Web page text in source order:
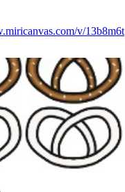
v/13b8m6t